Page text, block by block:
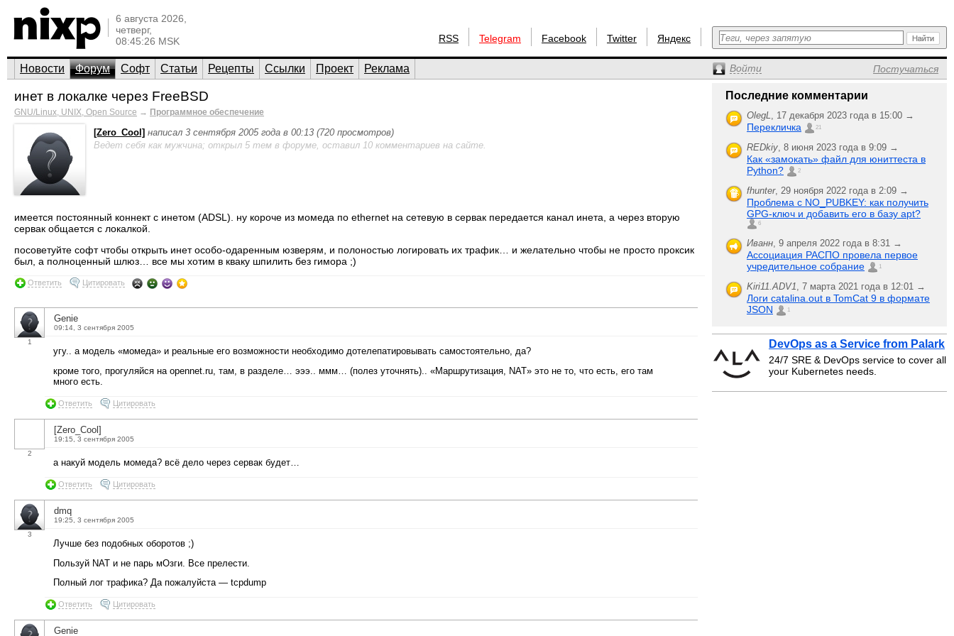
6 августа 2026,
четверг,
08:45:26 MSK
RSS Telegram Facebook Twitter Яндекс
Новости Форум Софт Статьи Рецепты Ссылки Проект Реклама Войти Постучаться
инет в локалке через FreeBSD
GNU/Linux, UNIX, Open Source → Программное обеспечение
[Zero_Cool] написал 3 сентября 2005 года в 00:13 (720 просмотров)
Ведет себя как мужчина; открыл 5 тем в форуме, оставил 10 комментариев на сайте.
имеется постоянный коннект с инетом (ADSL). ну короче из момеда по ethernet на сетевую в сервак передается канал инета, а через вторую
сервак общается с локалкой.
посоветуйте софт чтобы открыть инет особо-одаренным юзверям, и полоностью логировать их трафик… и желательно чтобы не просто проксик
был, а полноценный шлюз… все мы хотим в кваку шпилить без гимора ;)
Ответить Цитировать
1
Genie
09:14, 3 сентября 2005
угу.. а модель «момеда» и реальные его возможности необходимо дотелепатировывать самостоятельно, да?
кроме того, прогуляйся на opennet.ru, там, в разделе… эээ.. ммм… (полез уточнять).. «Маршрутизация, NAT» это не то, что есть, его там
много есть.
Ответить Цитировать
2
[Zero_Cool]
19:15, 3 сентября 2005
а накуй модель момеда? всё дело через сервак будет…
Ответить Цитировать
3
dmq
19:25, 3 сентября 2005
Лучше без подобных оборотов ;)
Пользуй NAT и не парь мОзги. Все прелести.
Полный лог трафика? Да пожалуйста — tcpdump
Ответить Цитировать
Genie
Последние комментарии
OlegL, 17 декабря 2023 года в 15:00 →
Перекличка 21
REDkiy, 8 июня 2023 года в 9:09 →
Как «замокать» файл для юниттеста в
Python?
2
fhunter, 29 ноября 2022 года в 2:09 →
Проблема с NO_PUBKEY: как получить
GPG-ключ и добавить его в базу apt?
6
Иванн, 9 апреля 2022 года в 8:31 →
Ассоциация РАСПО провела первое
учредительное собрание
1
Kiri11.ADV1, 7 марта 2021 года в 12:01 →
Логи catalina.out в TomCat 9 в формате
JSON
1
DevOps as a Service from Palark
24/7 SRE & DevOps service to cover all
your Kubernetes needs.